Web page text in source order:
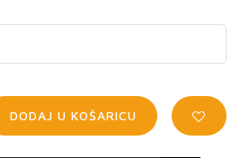
DODAJ U KOŠARICU